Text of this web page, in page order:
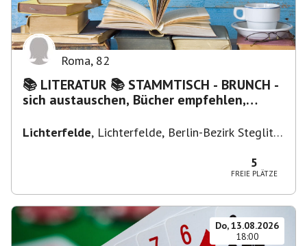
Roma, 82
📚 LITERATUR 📚 STAMMTISCH - BRUNCH -
sich austauschen, Bücher empfehlen,
Lichterfelde, Lichterfelde, Berlin-Bezirk Steglitz-
5
FREIE PLÄTZE
Do, 13.08.2026
18:00